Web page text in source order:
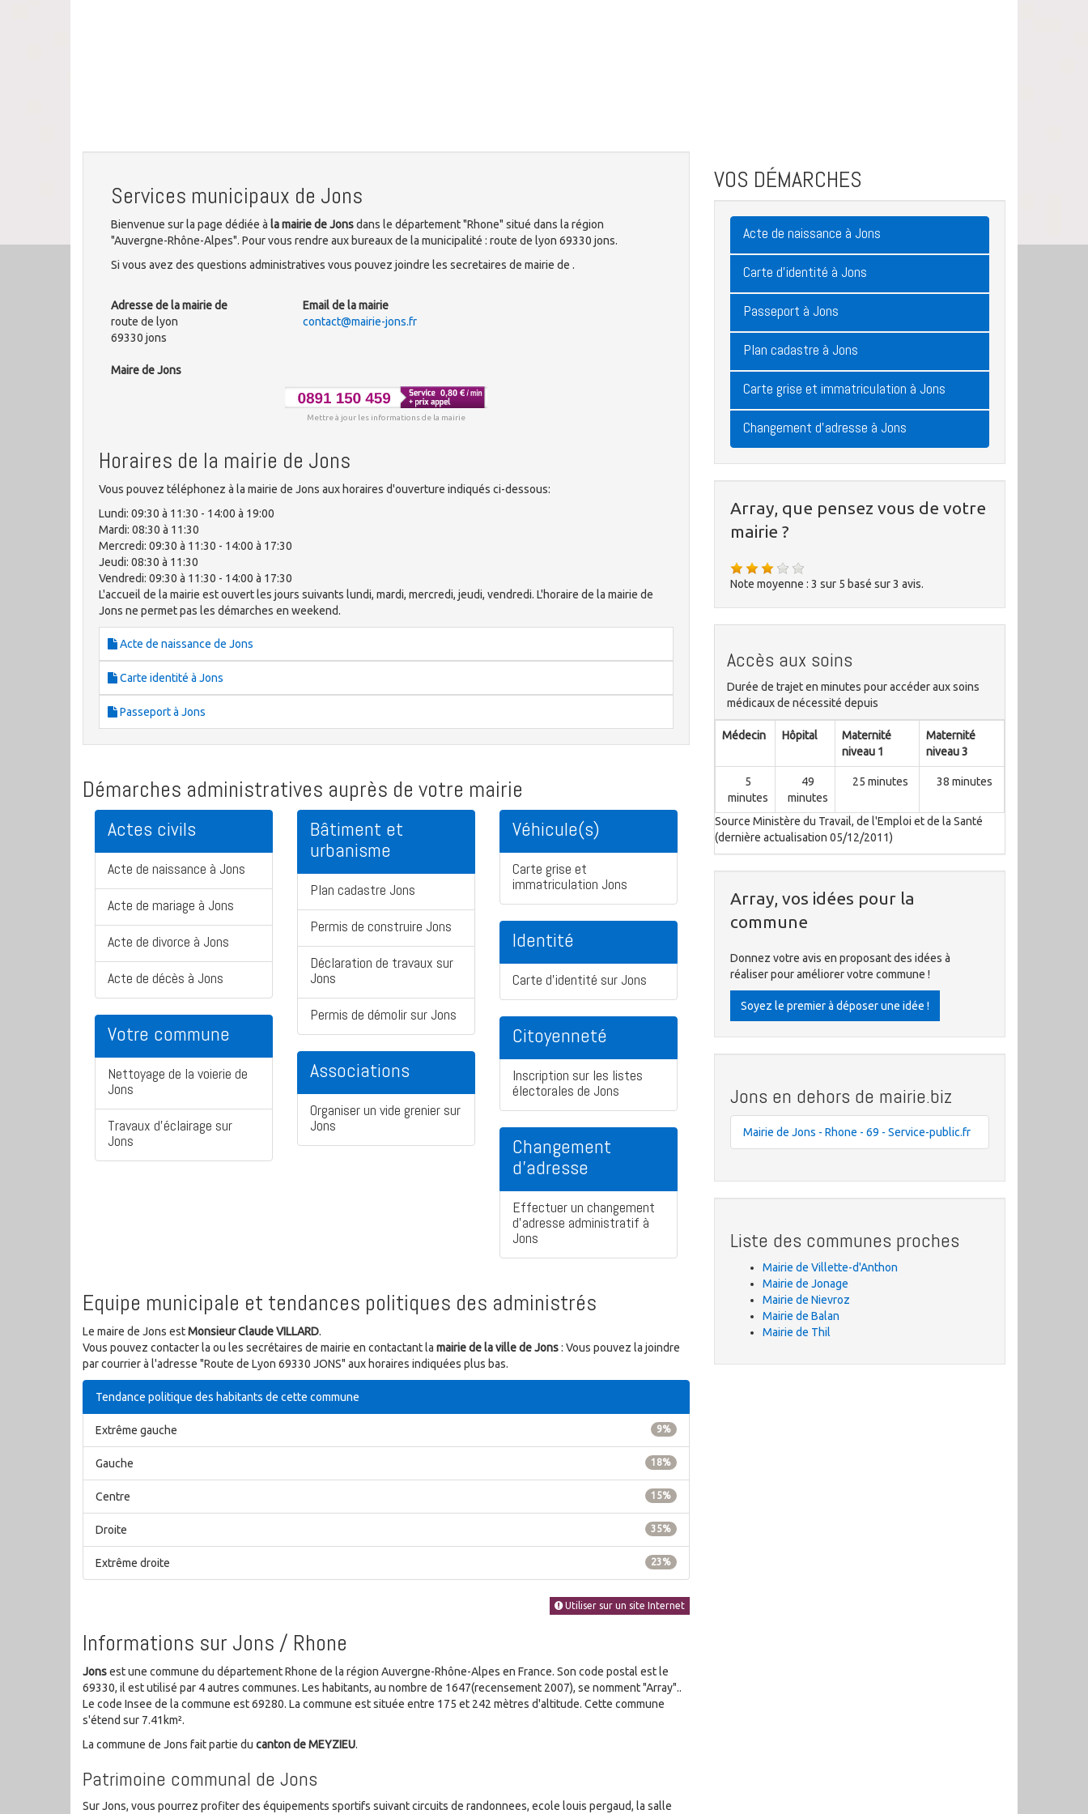
Services municipaux de Jons
Bienvenue sur la page dédiée à la mairie de Jonsdans le département "Rhone" situé dans la région
"Auvergne-Rhône-Alpes". Pour vous rendre aux bureaux de la municipalité : route de lyon 69330 jons.
Si vous avez des questions administratives vous pouvez joindre les secretaires de mairie de .
Adresse de la mairie de
route de lyon
69330 jons
Maire de Jons
Email de la mairie
contact@mairie-jons.fr
Mettre à jour les informations de la mairie
Horaires de la mairie de Jons
Vous pouvez téléphonez à la mairie de Jons aux horaires d'ouverture indiqués ci-dessous:
Lundi: 09:30 à 11:30 - 14:00 à 19:00
Mardi: 08:30 à 11:30
Mercredi: 09:30 à 11:30 - 14:00 à 17:30
Jeudi: 08:30 à 11:30
Vendredi: 09:30 à 11:30 - 14:00 à 17:30
L'accueil de la mairie est ouvert les jours suivants lundi, mardi, mercredi, jeudi, vendredi. L'horaire de la mairie de
Jons ne permet pas les démarches en weekend.
Acte de naissance de Jons
Carte identité à Jons
Passeport à Jons
Démarches administratives auprès de votre mairie
Actes civils
Acte de naissance à Jons
Acte de mariage à Jons
Acte de divorce à Jons
Acte de décès à Jons
Votre commune
Nettoyage de la voierie de
Jons
Travaux d'éclairage sur
Jons
Bâtiment et
urbanisme
Plan cadastre Jons
Permis de construire Jons
Déclaration de travaux sur
Jons
Permis de démolir sur Jons
Associations
Organiser un vide grenier sur
Jons
Véhicule(s)
Carte grise et
immatriculation Jons
Identité
Carte d'identité sur Jons
Citoyenneté
Inscription sur les listes
électorales de Jons
Changement
d'adresse
Effectuer un changement
d'adresse administratif à
Jons
Equipe municipale et tendances politiques des administrés
Le maire de Jons estMonsieur Claude VILLARD.
Vous pouvez contacter la ou les secrétaires de mairie en contactant la mairie de la ville de Jons: Vous pouvez la joindre
par courrier à l'adresse "Route de Lyon 69330 JONS" aux horaires indiquées plus bas.
Tendance politique des habitants de cette commune
9%
Extrême gauche
18%
Gauche
15%
Centre
35%
Droite
23%
Extrême droite
Utiliser sur un site Internet
Informations sur Jons / Rhone
Jonsest une commune du département Rhone de la région Auvergne-Rhône-Alpes en France. Son code postal est le
69330, il est utilisé par 4 autres communes. Les habitants, au nombre de 1647(recensement 2007), se nomment "Array"..
Le code Insee de la commune est 69280. La commune est située entre 175 et 242 mètres d'altitude. Cette commune
s'étend sur 7.41km².
La commune de Jons fait partie du canton de MEYZIEU.
Patrimoine communal de Jons
Sur Jons, vous pourrez profiter des équipements sportifs suivant circuits de randonnees, ecole louis pergaud, la salle
VOS DÉMARCHES
Acte de naissance à Jons
Carte d'identité à Jons
Passeport à Jons
Plan cadastre à Jons
Carte grise et immatriculation à Jons
Changement d'adresse à Jons
Array, que pensez vous de votre
mairie ?
Note moyenne : 3 sur 5 basé sur3 avis.
Accès aux soins
Durée de trajet en minutes pour accéder aux soins
médicaux de nécessité depuis
Médecin Hôpital
Maternité
niveau 1
Maternité
niveau 3
5
minutes
49
minutes
25 minutes 38 minutes
Source Ministère du Travail, de l'Emploi et de la Santé
(dernière actualisation 05/12/2011)
Array, vos idées pour la
commune
Donnez votre avis en proposant des idées à
réaliser pour améliorer votre commune !
Soyez le premier à déposer une idée !
Jons en dehors de mairie.biz
Mairie de Jons - Rhone - 69 - Service-public.fr
Liste des communes proches
Mairie de Villette-d'Anthon
Mairie de Jonage
Mairie de Nievroz
Mairie de Balan
Mairie de Thil